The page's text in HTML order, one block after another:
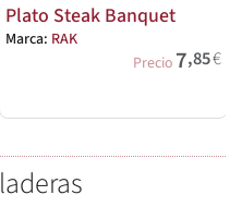
Plato Steak Banquet
Marca: RAK
Precio 7,85€